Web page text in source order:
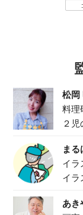
松岡
料理
２
まる
イラ
イラ
あき